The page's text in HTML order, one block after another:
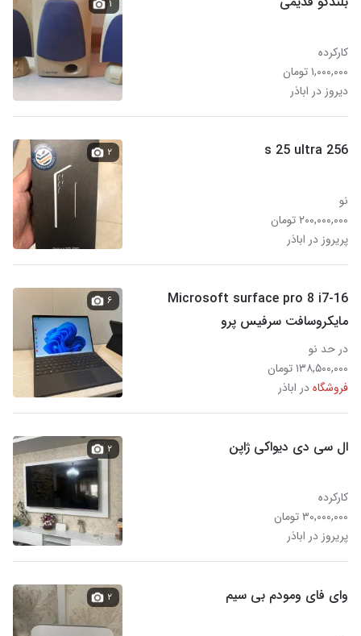
کارکرده
۱,۰۰۰,۰۰۰ تومان
دیروز در اباذر
۱
s 25 ultra 256
نو
۲۰۰,۰۰۰,۰۰۰ تومان
پریروز در اباذر
۲
Microsoft surface pro 8 i7-16
مایکروسافت سرفیس پرو
در حد نو
۱۳۸,۵۰۰,۰۰۰ تومان
فروشگاهدر اباذر
۶
ال سی دی دیواکی ژاپن
کارکرده
۳۰,۰۰۰,۰۰۰ تومان
پریروز در اباذر
۲
وای فای ومودم بی سیم ۲